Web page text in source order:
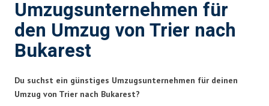
Umzugsunternehmen für
den Umzug von Trier nach
Bukarest
Du suchst ein günstiges Umzugsunternehmen für deinen
Umzug von Trier nach Bukarest?